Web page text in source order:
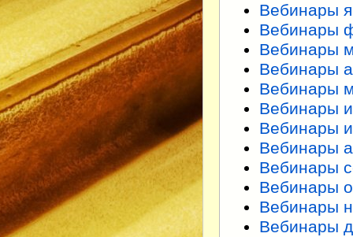
Вебинары
Вебинары
Вебинары
Вебинары
Вебинары
Вебинары
Вебинары
Вебинары
Вебинары
Вебинары
Вебинары
Вебинары